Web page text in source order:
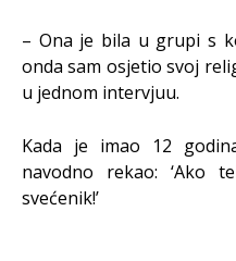
– Ona je bila u grupi s
onda sam osjetio svoj
u jednom intervjuu.
Kada je imao 12
navodno rekao: ‘Ako
svećenik!’